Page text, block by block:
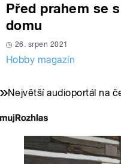
Před prahem se
domu
26. srpen 2021
Hobby magazín
Největší audioportál na